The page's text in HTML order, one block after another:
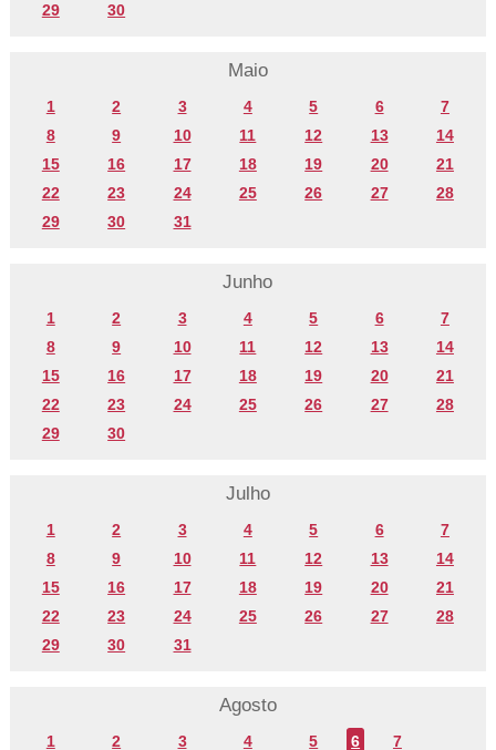
29
30
Maio
1 2 3 4 5 6
7
8
9 10 11 12 13
14
15
16 17 18 19 20
21
22
23 24 25 26 27
28
29
30 31
Junho
1 2 3 4 5 6
7
8
9 10 11 12 13
14
15
16 17 18 19 20
21
22
23 24 25 26 27
28
29
30
Julho
1 2 3 4 5 6
7
8
9 10 11 12 13
14
15
16 17 18 19 20
21
22
23 24 25 26 27
28
29
30 31
Agosto
1 2 3 4 5 6 7